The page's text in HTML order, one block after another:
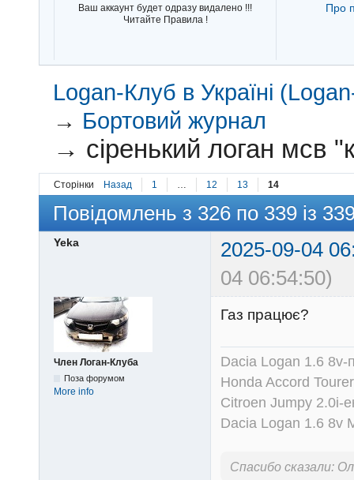
Ваш аккаунт будет одразу видалено !!!
Читайте Правила !
Про
Logan-Клуб в Україні
→ Бортовий журнал
→ сіренький логан мсв
Сторінки Назад 1 12 13 14
Повідомлень з 326 по 339 із
Yeka
2025-09-04
04 06:54:50)
Член Логан-Клуба
Поза форумом
More info
Газ працює?
Dacia Logan 1.6
Honda Accord
Citroen Jumpy 2.0i-
Dacia Logan 1.6 8v
Спасибо сказали: